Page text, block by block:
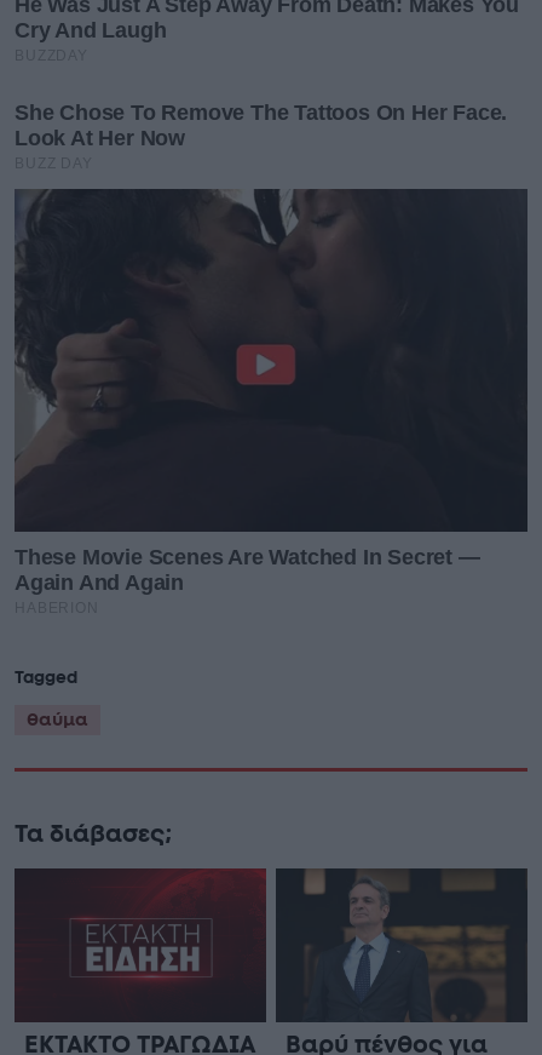
Tagged
θαύμα
Τα διάβασες;
ΕΚΤΑΚΤΟ ΤΡΑΓΩΔΙΑ Βαρύ πένθος για